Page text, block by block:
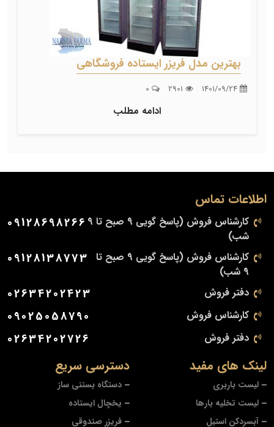
بهترین مدل فریزر ایستاده فروشگاهی
ادامه مطلب
دسترسی سریع
دستگاه بستنی ساز
یخچال ایستاده
فریزر صندوقی
لینک های مفید
لیست باربری
لیست تخلیه بارها
آبسردکن استیل
اطلاعات تماس
کارشناس فروش (پاسخ گویی 9 صبح تا 9
شب)
09128698266
کارشناس فروش (پاسخ گویی 9 صبح تا
9 شب)
09128138773
دفتر فروش 02634202423
کارشناس فروش 09025058790
دفتر فروش 02634202726